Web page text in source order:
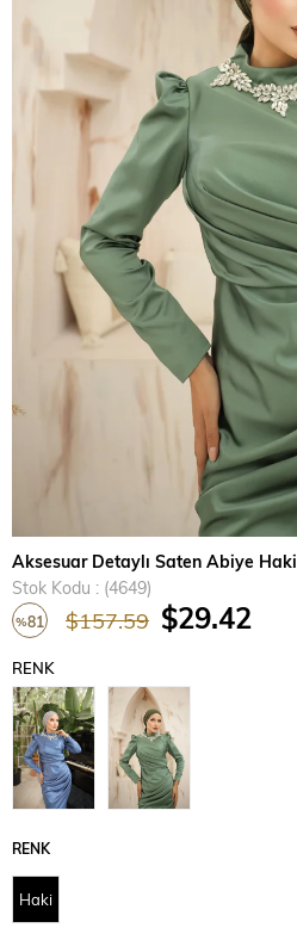
Aksesuar Detaylı Saten Abiye Haki
Stok Kodu
(4649)
%81 $157.59 $29.42
RENK
RENK
Haki